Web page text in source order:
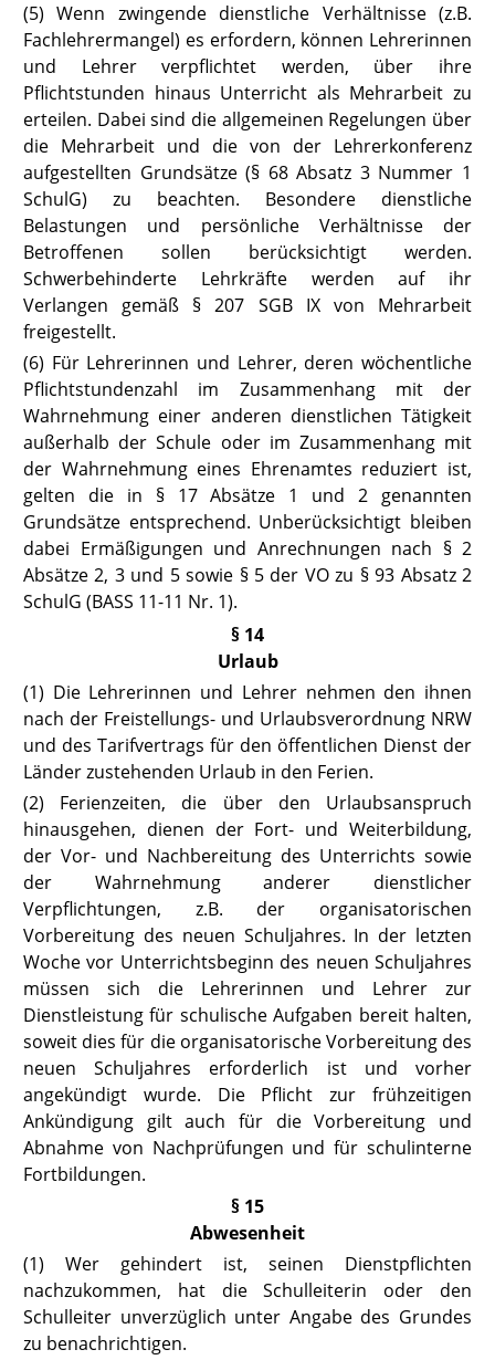
(5) Wenn zwingende dienstliche Verhältnisse (z.B.
Fachlehrermangel) es erfordern, können Lehrerinnen
und Lehrer verpflichtet werden, über ihre
Pflichtstunden hinaus Unterricht als Mehrarbeit zu
erteilen. Dabei sind die allgemeinen Regelungen über
die Mehrarbeit und die von der Lehrerkonferenz
aufgestellten Grundsätze(§ 68 Absatz 3 Nummer 1
SchulG) zu beachten. Besondere dienstliche
Belastungen und persönliche Verhältnisse der
Betroffenen sollen berücksichtigt werden.
Schwerbehinderte Lehrkräfte werden auf ihr
Verlangen gemäß § 207 SGB IXvon Mehrarbeit
freigestellt.
(6) Für Lehrerinnen und Lehrer, deren wöchentliche
Pflichtstundenzahl im Zusammenhang mit der
Wahrnehmung einer anderen dienstlichen Tätigkeit
außerhalb der Schule oder im Zusammenhang mit
der Wahrnehmung eines Ehrenamtes reduziert ist,
gelten die in § 17Absätze 1 und 2 genannten
Grundsätze entsprechend. Unberücksichtigt bleiben
dabei Ermäßigungen und Anrechnungen nach § 2
Absätze 2, 3 und 5 sowie § 5 der VO zu § 93 Absatz 2
SchulG (BASS 11-11 Nr. 1).
§ 14
Urlaub
(1) Die Lehrerinnen und Lehrer nehmen den ihnen
nach der Freistellungs- und Urlaubsverordnung NRW
und des Tarifvertrags für den öffentlichen Dienst der
Länder zustehenden Urlaub in den Ferien.
(2) Ferienzeiten, die über den Urlaubsanspruch
hinausgehen, dienen der Fort- und Weiterbildung,
der Vor- und Nachbereitung des Unterrichts sowie
der Wahrnehmung anderer dienstlicher
Verpflichtungen, z.B. der organisatorischen
Vorbereitung des neuen Schuljahres. In der letzten
Woche vor Unterrichtsbeginn des neuen Schuljahres
müssen sich die Lehrerinnen und Lehrer zur
Dienstleistung für schulische Aufgaben bereit halten,
soweit dies für die organisatorische Vorbereitung des
neuen Schuljahres erforderlich ist und vorher
angekündigt wurde. Die Pflicht zur frühzeitigen
Ankündigung gilt auch für die Vorbereitung und
Abnahme von Nachprüfungen und für schulinterne
Fortbildungen.
§ 15
Abwesenheit
(1) Wer gehindert ist, seinen Dienstpflichten
nachzukommen, hat die Schulleiterin oder den
Schulleiter unverzüglich unter Angabe des Grundes
zu benachrichtigen.